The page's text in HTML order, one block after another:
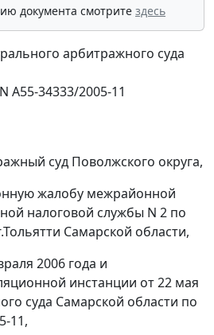
документа смотрите здесь
арбитражного суда
А55-34333/2005-11
суд Поволжского округа,
жалобу межрайонной
налоговой службы N 2 по
Самарской области,
2006 года и
инстанции от 22 мая
суда Самарской области по
11,